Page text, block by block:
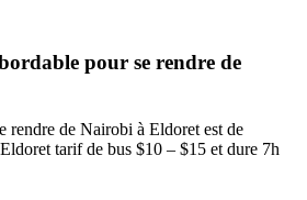
pour se rendre de
rendre de Nairobi à Eldoret est de
tarif de bus $10 – $15 et dure 7h